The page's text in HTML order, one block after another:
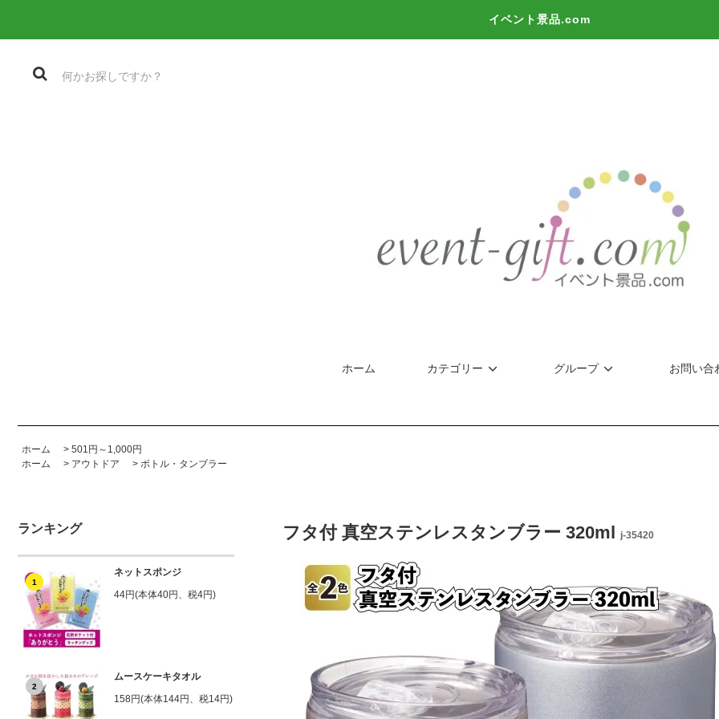
イベント景品.com
ホーム カテゴリー グループ お問い合
ホーム > 501円～1,000円
ホーム
> アウトドア > ボトル・タンブラー
ランキング
1
ネットスポンジ
44円(本体40円、税4円)
2
ムースケーキタオル
158円(本体144円、税14円)
フタ付 真空ステンレスタンブラー 320ml j-35420